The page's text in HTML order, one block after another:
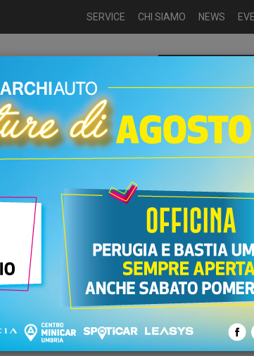
SERVICE CHI SIAMO NEWS
Chiamaci per
NOLEGGIO USATO
T-CROSS BENZINA